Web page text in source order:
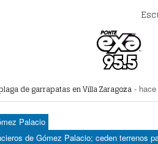
para combate a la extorsión en
vecinos de Villa Zaragoza bloquearon
federal para operar Agua
del Tribunal Superior de Justicia de
Palacio
de Gómez Palacio; ceden terrenos